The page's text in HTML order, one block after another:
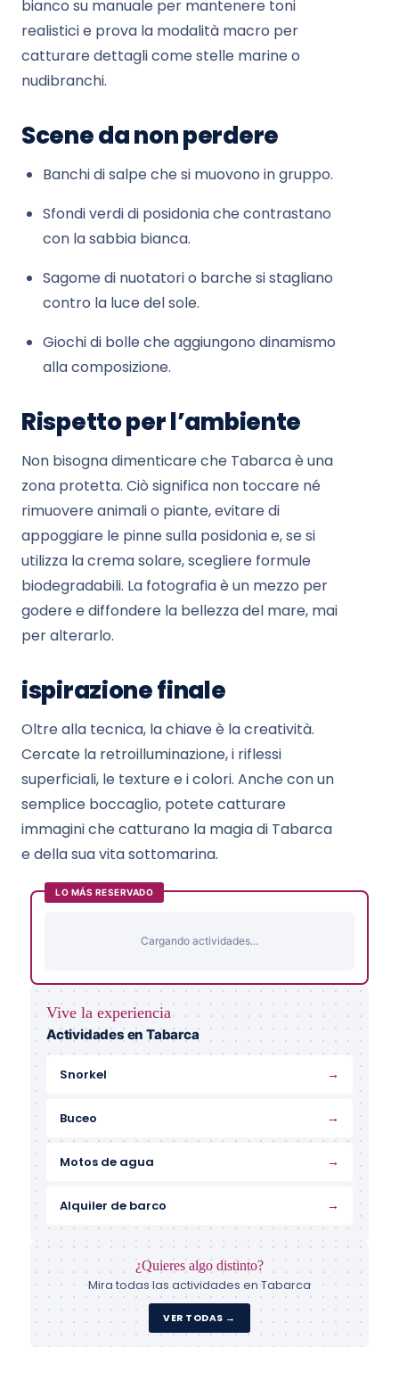
bianco su manuale per mantenere toni
realistici e prova la modalità macro per
catturare dettagli come stelle marine o
nudibranchi.
Scene da non perdere
Banchi di salpe che si muovono in gruppo.
Sfondi verdi di posidonia che contrastano
con la sabbia bianca.
Sagome di nuotatori o barche si stagliano
contro la luce del sole.
Giochi di bolle che aggiungono dinamismo
alla composizione.
Rispetto per l’ambiente
Non bisogna dimenticare che Tabarca è una
zona protetta. Ciò significa non toccare né
rimuovere animali o piante, evitare di
appoggiare le pinne sulla posidonia e, se si
utilizza la crema solare, scegliere formule
biodegradabili. La fotografia è un mezzo per
godere e diffondere la bellezza del mare, mai
per alterarlo.
ispirazione finale
Oltre alla tecnica, la chiave è la creatività.
Cercate la retroilluminazione, i riflessi
superficiali, le texture e i colori. Anche con un
semplice boccaglio, potete catturare
immagini che catturano la magia di Tabarca
e della sua vita sottomarina.
LO MÁS RESERVADO
Cargando actividades...
Vive la experiencia
Actividades en Tabarca
Snorkel →
Buceo →
Motos de agua →
Alquiler de barco →
¿Quieres algo distinto?
Mira todas las actividades en Tabarca
VER TODAS →